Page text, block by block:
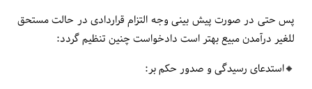
پس حتی در صورت پیش بینی وجه التزام قراردادی در حالت مستحق
للغیر درآمدن مبیع بهتر است دادخواست چنین تنظیم گردد:
🔸️استدعای رسیدگی و صدور حکم بر: